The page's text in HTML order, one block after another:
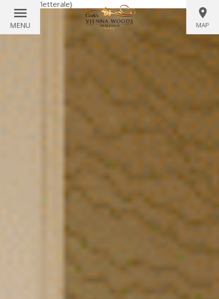
{/letterale}
MENU MAP